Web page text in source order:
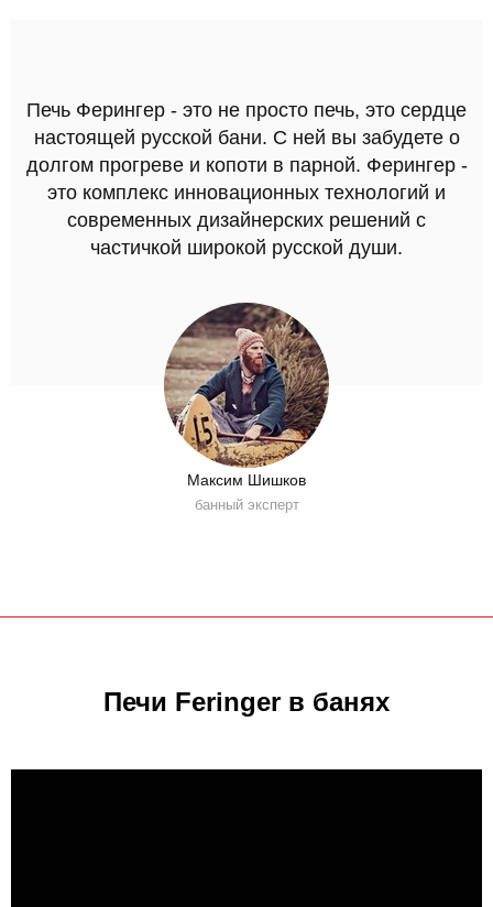
Печь Ферингер - это не просто печь, это сердце
настоящей русской бани. С ней вы забудете о
долгом прогреве и копоти в парной. Ферингер -
это комплекс инновационных технологий и
современных дизайнерских решений с
частичкой широкой русской души.
Максим Шишков
банный эксперт
Печи Feringer в банях